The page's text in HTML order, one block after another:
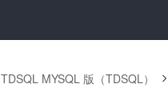
TDSQL MYSQL 版（TDSQL）